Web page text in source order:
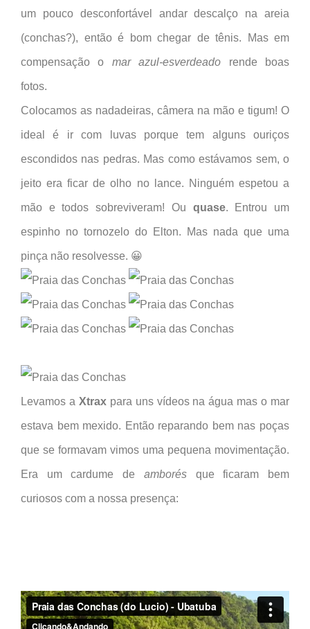
um pouco desconfortável andar descalço na areia
(conchas?), então é bom chegar de tênis. Mas em
compensação o mar azul-esverdeado rende boas
fotos.
Colocamos as nadadeiras, câmera na mão e tigum! O
ideal é ir com luvas porque tem alguns ouriços
escondidos nas pedras. Mas como estávamos sem, o
jeito era ficar de olho no lance. Ninguém espetou a
mão e todos sobreviveram! Ou quase. Entrou um
espinho no tornozelo do Elton. Mas nada que uma
pinça não resolvesse. 😀
Levamos a Xtraxpara uns vídeos na água mas o mar
estava bem mexido. Então reparando bem nas poças
que se formavam vimos uma pequena movimentação.
Era um cardume de amborésque ficaram bem
curiosos com a nossa presença: